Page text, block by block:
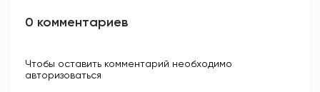
0 комментариев
Чтобы оставить комментарий необходимо
авторизоваться